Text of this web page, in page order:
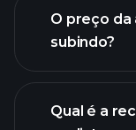
O preço da
subindo?
Qual é a